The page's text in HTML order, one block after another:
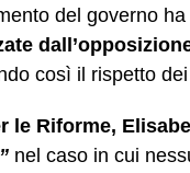
del governo
così il rispetto
le Riforme,
nel caso in cui